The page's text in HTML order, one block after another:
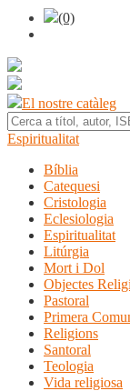
(0)
El nostre catàleg
Espiritualitat
Bíblia
Catequesi
Cristologia
Eclesiologia
Espiritualitat
Litúrgia
Mort i Dol
Objectes
Pastoral
Primera
Religions
Santoral
Teologia
Vida religiosa